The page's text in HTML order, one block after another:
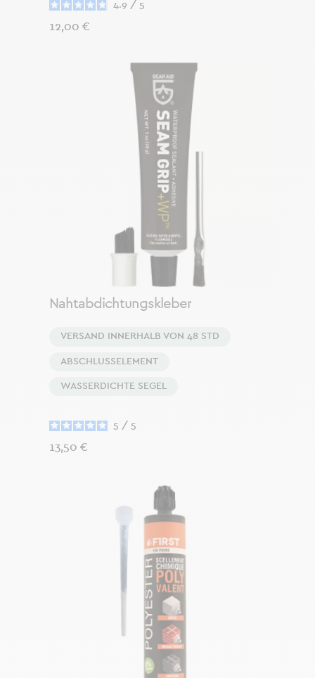
4.9 / 5
Preis
12,00 €
Nahtabdichtungskleber
VERSAND INNERHALB VON 48 STD
ABSCHLUSSELEMENT
WASSERDICHTE SEGEL
5 / 5
Preis
13,50 €